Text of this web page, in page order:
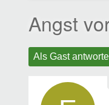
Angst
Als Gast